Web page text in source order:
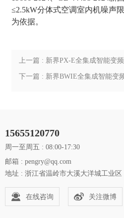
≤2.5kW分体式空调室内机噪声
为依据。
上一篇 : 新界PX-E全集成智能变
下一篇 : 新界BWIE全集成智能变
15655120770
周一至周五 : 08:00-17:30
邮箱 : pengry@qq.com
地址 : 浙江省温岭市大溪大洋城工业区
在线咨询 关注微博